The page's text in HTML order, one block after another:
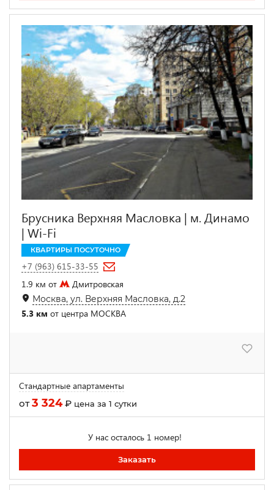
Брусника Верхняя Масловка | м. Динамо
| Wi-Fi
КВАРТИРЫ ПОСУТОЧНО
+7 (963) 615-33-55
1.9 км от
Дмитровская
Москва, ул. Верхняя Масловка, д.2
5.3 км от центра МОСКВА
Стандартные апартаменты
от3 324₽ цена за 1 сутки
У нас осталось 1 номер!
Заказать